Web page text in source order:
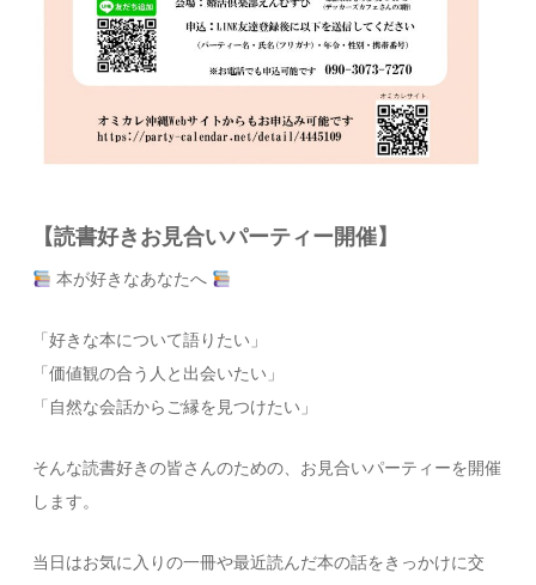
【読書好きお見合いパーティー開催】
本が好きなあなたへ
「好きな本について語りたい」
「価値観の合う人と出会いたい」
「自然な会話からご縁を見つけたい」
そんな読書好きの皆さんのための、お見合いパーティーを開催
します。
当日はお気に入りの一冊や最近読んだ本の話をきっかけに交